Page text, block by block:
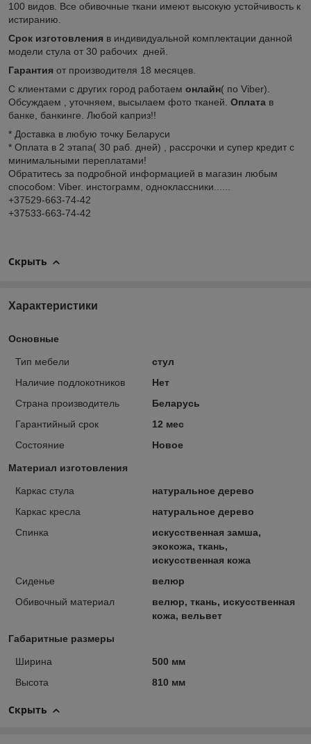
100 видов. Все обивочные ткани имеют высокую устойчивость к
истиранию.
Срок изготовления в индивидуальной комплектации данной
модели стула от 30 рабочих дней.
Гарантия от производителя 18 месяцев.
С клиентами с других город работаем онлайн( по Viber).
Обсуждаем , уточняем, высылаем фото тканей. Оплата в
банке, банкинге. Любой каприз!!
* Доставка в любую точку Беларуси
* Оплата в 2 этапа( 30 раб. дней) , рассрочки и супер кредит с
минимальными переплатами!
Обратитесь за подробной информацией в магазин любым
способом: Viber. инстограмм, одноклассники......
+37529-663-74-42
+37533-663-74-42
Скрыть
Характеристики
Основные
Тип мебели
стул
Наличие подлокотников
Нет
Страна производитель
Беларусь
Гарантийный срок
12 мес
Состояние
Новое
Материал изготовления
Каркас стула
натуральное дерево
Каркас кресла
натуральное дерево
Спинка
искусственная замша,
экокожа, ткань,
искусственная кожа
Сиденье
велюр
Обивочный материал
велюр, ткань, искусственная
кожа, вельвет
Габаритные размеры
Ширина
500 мм
Высота
810 мм
Скрыть